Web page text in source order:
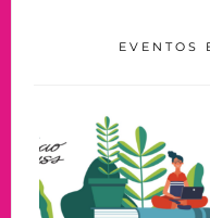
EVENTOS